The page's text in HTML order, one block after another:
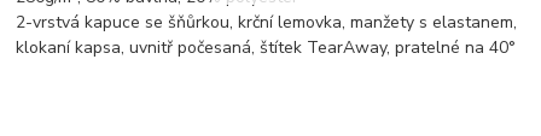
2-vrstvá kapuce se šňůrkou,krční lemovka, manžety s elastanem,
klokaní kapsa, uvnitř počesaná, štítek TearAway, pratelné na 40°